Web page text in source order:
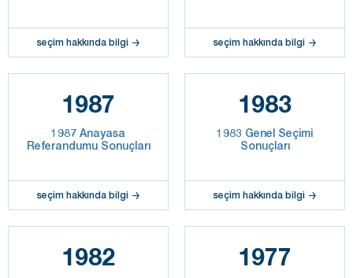
seçim hakkında bilgi seçim hakkında bilgi
1987
1987 Anayasa
Referandumu Sonuçları
seçim hakkında bilgi
1983
1983 Genel Seçimi
Sonuçları
seçim hakkında bilgi
1982 1977